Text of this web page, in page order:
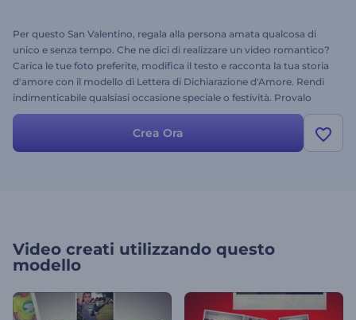
Per questo San Valentino, regala alla persona amata qualcosa di
unico e senza tempo. Che ne dici di realizzare un video romantico?
Carica le tue foto preferite, modifica il testo e racconta la tua storia
d'amore con il modello di Lettera di Dichiarazione d'Amore. Rendi
indimenticabile qualsiasi occasione speciale o festività. Provalo
subito!
Crea Ora
Video creati utilizzando questo
modello